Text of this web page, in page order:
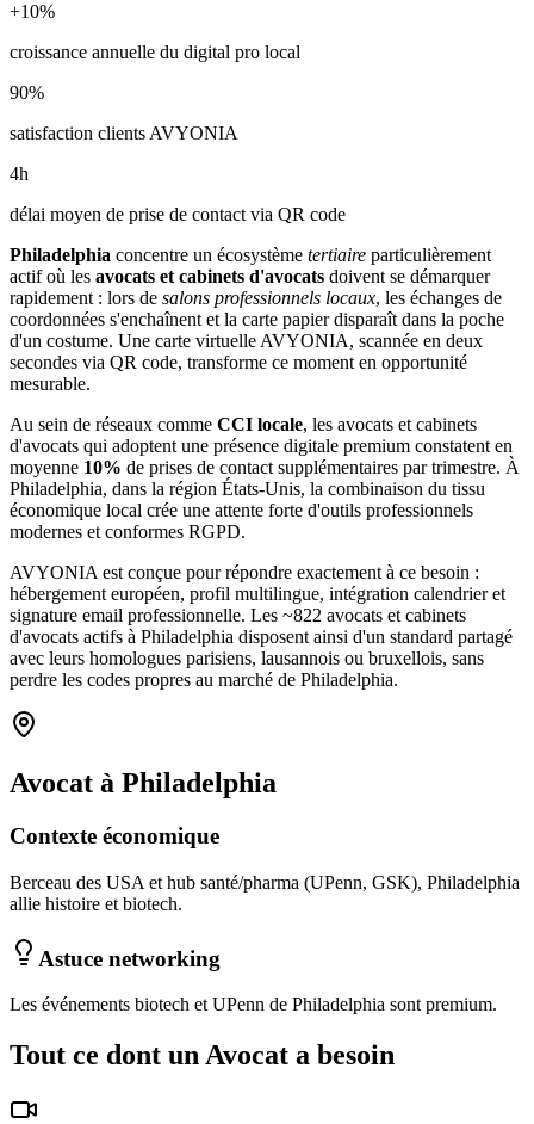
+10%
croissance annuelle du digital pro local
90%
satisfaction clients AVYONIA
4h
délai moyen de prise de contact via QR code
Philadelphia concentre un écosystème tertiaire particulièrement
actif où les avocats et cabinets d'avocats doivent se démarquer
rapidement : lors de salons professionnels locaux, les échanges de
coordonnées s'enchaînent et la carte papier disparaît dans la poche
d'un costume. Une carte virtuelle AVYONIA, scannée en deux
secondes via QR code, transforme ce moment en opportunité
mesurable.
Au sein de réseaux comme CCI locale, les avocats et cabinets
d'avocats qui adoptent une présence digitale premium constatent en
moyenne 10% de prises de contact supplémentaires par trimestre. À
Philadelphia, dans la région États-Unis, la combinaison du tissu
économique local crée une attente forte d'outils professionnels
modernes et conformes RGPD.
AVYONIA est conçue pour répondre exactement à ce besoin :
hébergement européen, profil multilingue, intégration calendrier et
signature email professionnelle. Les ~822 avocats et cabinets
d'avocats actifs à Philadelphia disposent ainsi d'un standard partagé
avec leurs homologues parisiens, lausannois ou bruxellois, sans
perdre les codes propres au marché de Philadelphia.
Avocat à Philadelphia
Contexte économique
Berceau des USA et hub santé/pharma (UPenn, GSK), Philadelphia
allie histoire et biotech.
Astuce networking
Les événements biotech et UPenn de Philadelphia sont premium.
Tout ce dont un Avocat a besoin